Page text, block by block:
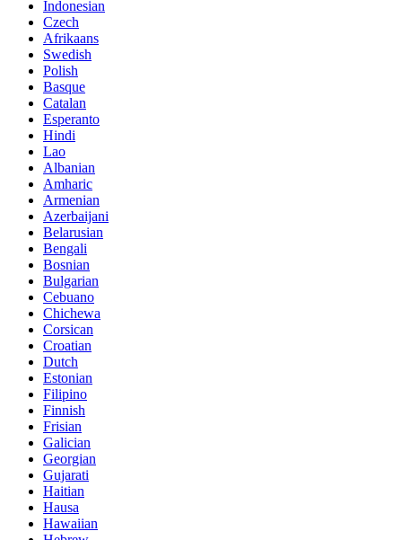
Indonesian
Czech
Afrikaans
Swedish
Polish
Basque
Catalan
Esperanto
Hindi
Lao
Albanian
Amharic
Armenian
Azerbaijani
Belarusian
Bengali
Bosnian
Bulgarian
Cebuano
Chichewa
Corsican
Croatian
Dutch
Estonian
Filipino
Finnish
Frisian
Galician
Georgian
Gujarati
Haitian
Hausa
Hawaiian